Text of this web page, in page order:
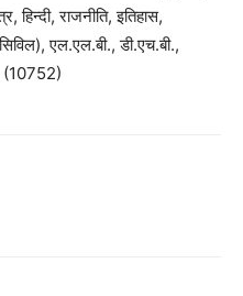
राजनीति, इतिहास,
एल.एल.बी., डी.एच.बी.,
(10752)